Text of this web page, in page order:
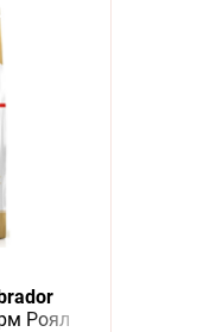
Роял